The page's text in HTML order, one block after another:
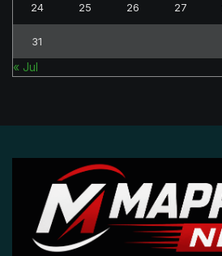
24 25 26 27
31
« Jul